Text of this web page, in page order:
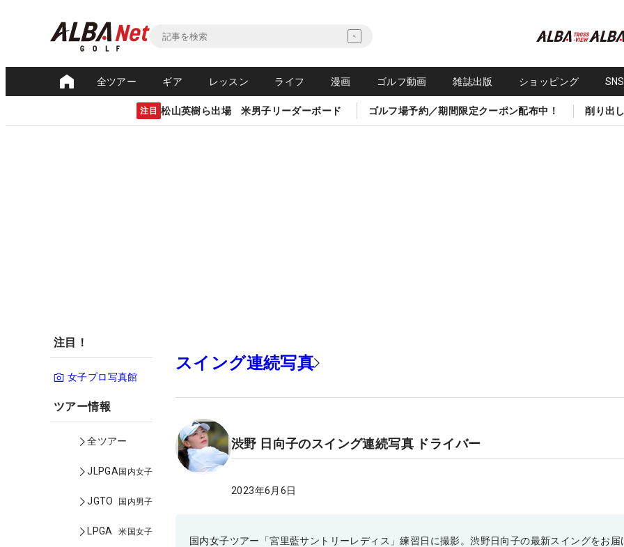
全ツアー ギア レッスン ライフ 漫画 ゴルフ動画 雑誌出版 ショッピング
注目 松山英樹ら出場 米男子リーダーボード ゴルフ場予約／期間限定クーポン配布中！ 削り出
注目！
女子プロ写真館
ツアー情報
全ツアー
JLPGA国内女子
JGTO 国内男子
LPGA 米国女子
スイング連続写真
渋野 日向子のスイング連続写真 ドライバー
2023年6月6日
国内女子ツアー「宮里藍サントリーレディス」練習日に撮影。渋野日向子の最新スイングをお届